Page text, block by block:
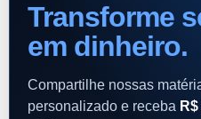
Transforme
em dinheiro.
Compartilhe nossas
personalizado e receba